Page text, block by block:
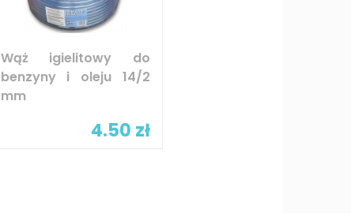
Wąż igielitowy do
benzyny i oleju 14/2
mm
4.50 zł